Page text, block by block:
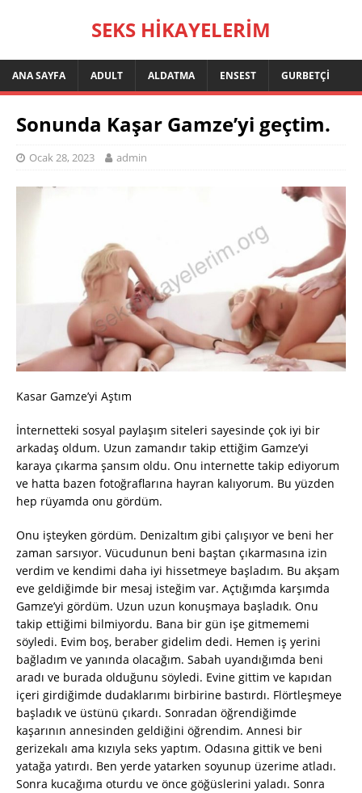
SEKS HIKAYELERIM
ANA SAYFA ADULT ALDATMA ENSEST GURBETÇI
Sonunda Kaşar Gamze’yi geçtim.
Ocak 28, 2023 admin
Kasar Gamze’yi Aştım
İnternetteki sosyal paylaşım siteleri sayesinde çok iyi bir
arkadaş oldum. Uzun zamandır takip ettiğim Gamze’yi
karaya çıkarma şansım oldu. Onu internette takip ediyorum
ve hatta bazen fotoğraflarına hayran kalıyorum. Bu yüzden
hep rüyamda onu gördüm.
Onu işteyken gördüm. Denizaltım gibi çalışıyor ve beni her
zaman sarsıyor. Vücudunun beni baştan çıkarmasına izin
verdim ve kendimi daha iyi hissetmeye başladım. Bu akşam
eve geldiğimde bir mesaj isteğim var. Açtığımda karşımda
Gamze’yi gördüm. Uzun uzun konuşmaya başladık. Onu
takip ettiğimi bilmiyordu. Bana bir gün işe gitmememi
söyledi. Evim boş, beraber gidelim dedi. Hemen iş yerini
bağladım ve yanında olacağım. Sabah uyandığımda beni
aradı ve burada olduğunu söyledi. Evine gittim ve kapıdan
içeri girdiğimde dudaklarımı birbirine bastırdı. Flörtleşmeye
başladık ve üstünü çıkardı. Sonradan öğrendiğimde
kaşarının annesinden geldiğini öğrendim. Annesi bir
gerizekalı ama kızıyla seks yaptım. Odasına gittik ve beni
yatağa yatırdı. Ben yerde yatarken soyunup üzerime atladı.
Sonra kucağıma oturdu ve önce göğüslerini yaladı. Sonra